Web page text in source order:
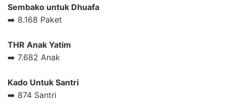
Sembako untuk Dhuafa
➡️ 8.168 Paket
THR Anak Yatim
➡️ 7.682 Anak
Kado Untuk Santri
➡️ 874 Santri